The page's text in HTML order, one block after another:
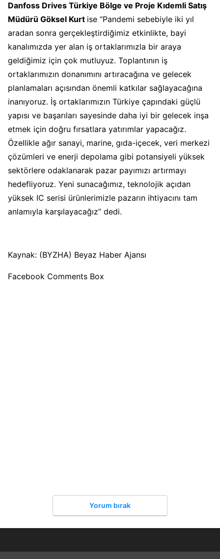
Danfoss Drives Türkiye Bölge ve Proje Kıdemli Satış
Müdürü Göksel Kurt ise “Pandemi sebebiyle iki yıl
aradan sonra gerçekleştirdiğimiz etkinlikte, bayi
kanalımızda yer alan iş ortaklarımızla bir araya
geldiğimiz için çok mutluyuz. Toplantının iş
ortaklarımızın donanımını artıracağına ve gelecek
planlamaları açısından önemli katkılar sağlayacağına
inanıyoruz. İş ortaklarımızın Türkiye çapındaki güçlü
yapısı ve başarıları sayesinde daha iyi bir gelecek inşa
etmek için doğru fırsatlara yatırımlar yapacağız.
Özellikle ağır sanayi, marine, gıda-içecek, veri merkezi
çözümleri ve enerji depolama gibi potansiyeli yüksek
sektörlere odaklanarak pazar payımızı artırmayı
hedefliyoruz. Yeni sunacağımız, teknolojik açıdan
yüksek IC serisi ürünlerimizle pazarın ihtiyacını tam
anlamıyla karşılayacağız” dedi.
Kaynak: (BYZHA) Beyaz Haber Ajansı
Facebook Comments Box
Yorum bırak